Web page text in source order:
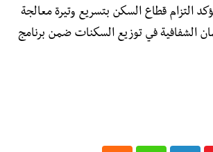
التزام قطاع السكن بتسريع وتيرة معالجة
الشفافية في توزيع السكنات ضمن برنامج